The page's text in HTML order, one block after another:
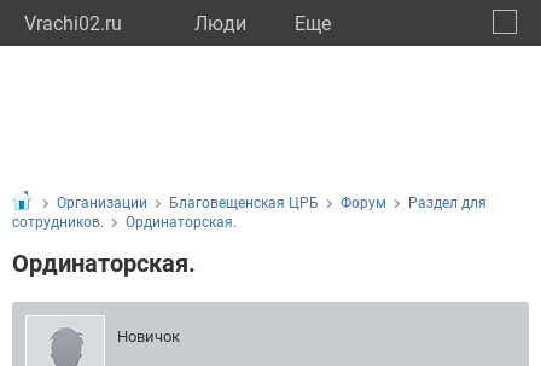
Vrachi02.ru Люди Eще
Организации Благовещенская ЦРБ Форум
Раздел для
сотрудников.
Ординаторская.
Ординаторская.
Новичок